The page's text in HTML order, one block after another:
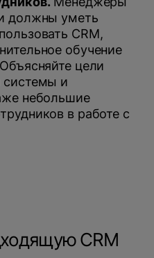
должны уметь
CRM,
обучение
цели
системы и
небольшие
в работе с
CRM